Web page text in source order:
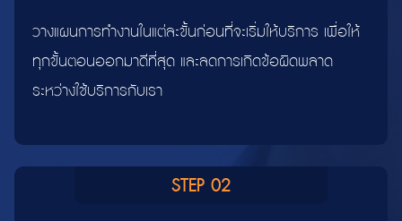
วางแผนการทำงานในแต่ละขั้นก่อนที่จะเริ่มให้บริการ เพื่อให้
ทุกขั้นตอนออกมาดีที่สุด และลดการเกิดข้อผิดพลาด
ระหว่างใช้บริการกับเรา
STEP 02